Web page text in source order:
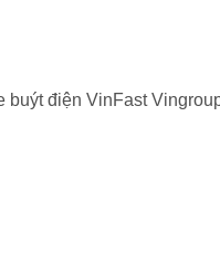
điện VinFast